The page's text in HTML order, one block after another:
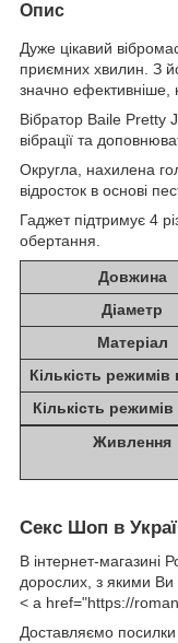
Опис
Дуже цікавий
приємних хвилин. З
значно ефективніше,
Вібратор Baile Pretty
вібрації та
Округла, нахилена
відросток в основі
Гаджет підтримує 4
обертання.
Довжина
Діаметр
Матеріал
Кількість режимів
Кількість режимів
Живлення
Секс Шоп в
В інтернет-магазині
дорослих, з якими
< a href="https://
Доставляємо посилки